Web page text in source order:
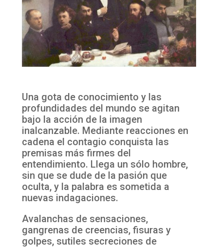
Una gota de conocimiento y las
profundidades del mundo se agitan
bajo la acción de la imagen
inalcanzable. Mediante reacciones en
cadena el contagio conquista las
premisas más firmes del
entendimiento. Llega un sólo hombre,
sin que se dude de la pasión que
oculta, y la palabra es sometida a
nuevas indagaciones.
Avalanchas de sensaciones,
gangrenas de creencias, fisuras y
golpes, sutiles secreciones de